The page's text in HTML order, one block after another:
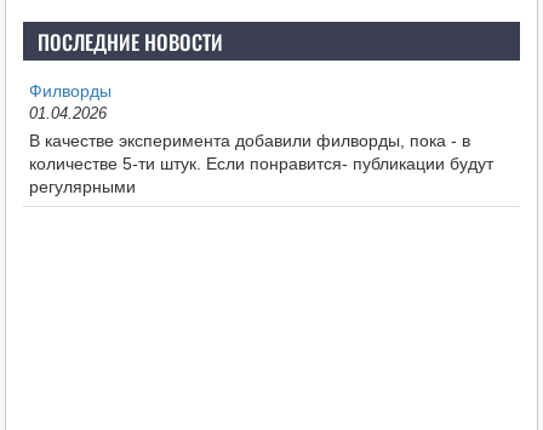
ПОСЛЕДНИЕ НОВОСТИ
Филворды
01.04.2026
В качестве эксперимента добавили филворды, пока - в
количестве 5-ти штук. Если понравится- публикации будут
регулярными